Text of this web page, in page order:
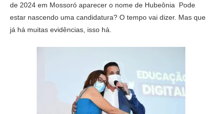
de 2024 em Mossoró aparecer o nome de Hubeônia Pode
estar nascendo uma candidatura? O tempo vai dizer. Mas que
já há muitas evidências, isso há.